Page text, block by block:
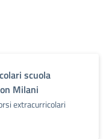
scuola
Milani
extracurricolari